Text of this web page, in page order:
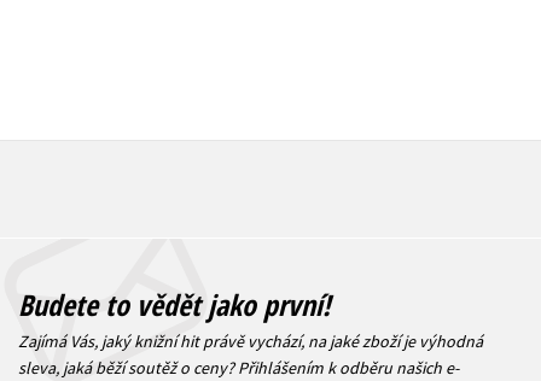
Budete to vědět jako první!
Zajímá Vás, jaký knižní hit právě vychází, na jaké zboží je výhodná
sleva, jaká běží soutěž o ceny? Přihlášením k odběru našich e-